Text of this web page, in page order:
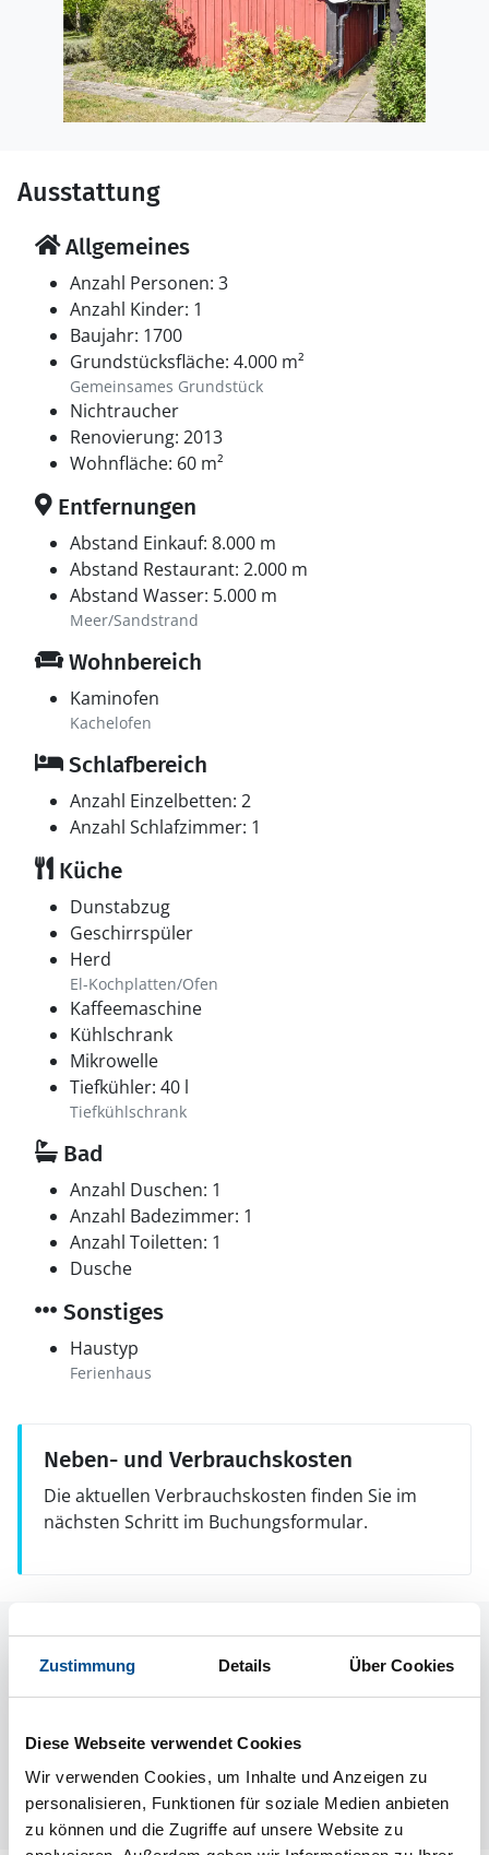
Zustimmung Details Über Cookies
Diese Webseite verwendet Cookies
Wir verwenden Cookies, um Inhalte und Anzeigen zu
personalisieren, Funktionen für soziale Medien anbieten
zu können und die Zugriffe auf unsere Website zu
Ausstattung
Allgemeines
Anzahl Personen: 3
Anzahl Kinder: 1
Baujahr: 1700
Grundstücksfläche: 4.000 m²
Gemeinsames Grundstück
Nichtraucher
Renovierung: 2013
Wohnfläche: 60 m²
Entfernungen
Abstand Einkauf: 8.000 m
Abstand Restaurant: 2.000 m
Abstand Wasser: 5.000 m
Meer/Sandstrand
Wohnbereich
Kaminofen
Kachelofen
Schlafbereich
Anzahl Einzelbetten: 2
Anzahl Schlafzimmer: 1
Küche
Dunstabzug
Geschirrspüler
Herd
El-Kochplatten/Ofen
Kaffeemaschine
Kühlschrank
Mikrowelle
Tiefkühler: 40 l
Tiefkühlschrank
Bad
Anzahl Duschen: 1
Anzahl Badezimmer: 1
Anzahl Toiletten: 1
Dusche
Sonstiges
Haustyp
Ferienhaus
Neben- und Verbrauchskosten
Die aktuellen Verbrauchskosten finden Sie im
nächsten Schritt im Buchungsformular.
Raumaufteilung